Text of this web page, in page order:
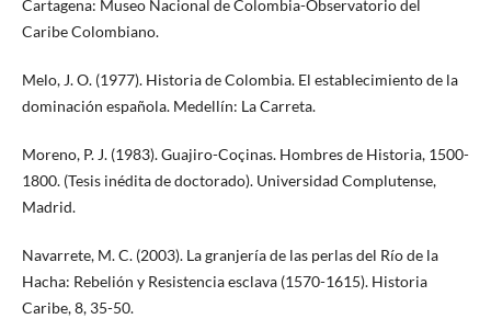
Cartagena: Museo Nacional de Colombia-Observatorio del
Caribe Colombiano.
Melo, J. O. (1977). Historia de Colombia. El establecimiento de la
dominación española. Medellín: La Carreta.
Moreno, P. J. (1983). Guajiro-Coçinas. Hombres de Historia, 1500-
1800. (Tesis inédita de doctorado). Universidad Complutense,
Madrid.
Navarrete, M. C. (2003). La granjería de las perlas del Río de la
Hacha: Rebelión y Resistencia esclava (1570-1615). Historia
Caribe, 8, 35-50.